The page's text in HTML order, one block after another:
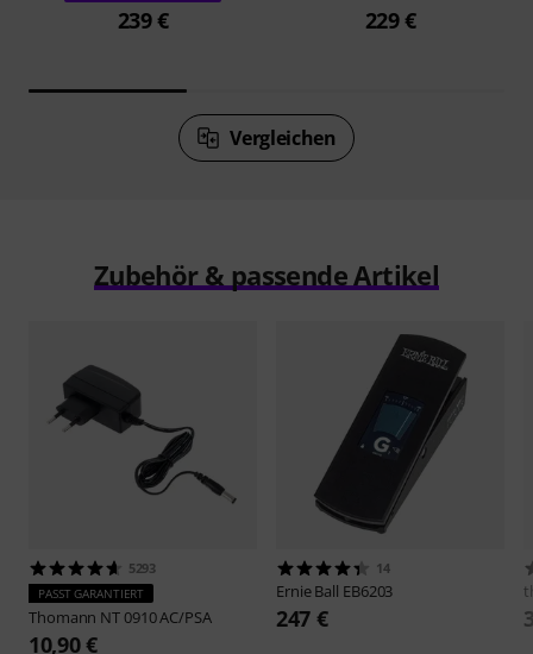
239 € 229 €
Vergleichen
Zubehör & passende Artikel
5293
PASST GARANTIERT
Thomann NT 0910 AC/PSA
10,90 €
14
Ernie Ball EB6203
247 €